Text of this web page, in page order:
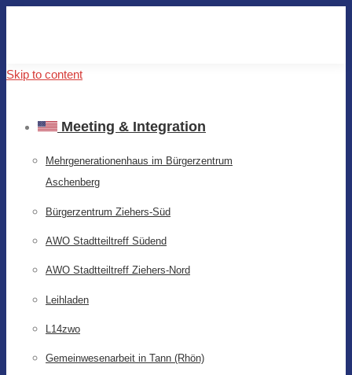
Skip to content
Meeting & Integration
Mehrgenerationenhaus im Bürgerzentrum
Aschenberg
Bürgerzentrum Ziehers-Süd
AWO Stadtteiltreff Südend
AWO Stadtteiltreff Ziehers-Nord
Leihladen
L14zwo
Gemeinwesenarbeit in Tann (Rhön)